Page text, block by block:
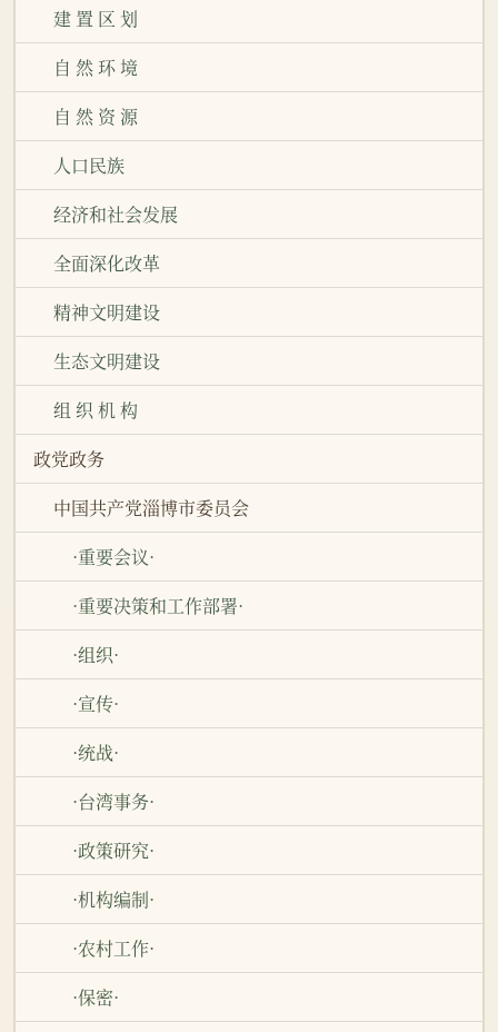
建 置 区 划
自 然 环 境
自 然 资 源
人口民族
经济和社会发展
全面深化改革
精神文明建设
生态文明建设
组 织 机 构
政党政务
中国共产党淄博市委员会
·重要会议·
·重要决策和工作部署·
·组织·
·宣传·
·统战·
·台湾事务·
·政策研究·
·机构编制·
·农村工作·
·保密·